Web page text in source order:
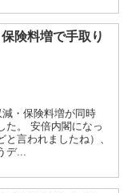
険料増で手取り
・保険料増が同時
。 安倍内閣になっ
言われましたね）、
デ...